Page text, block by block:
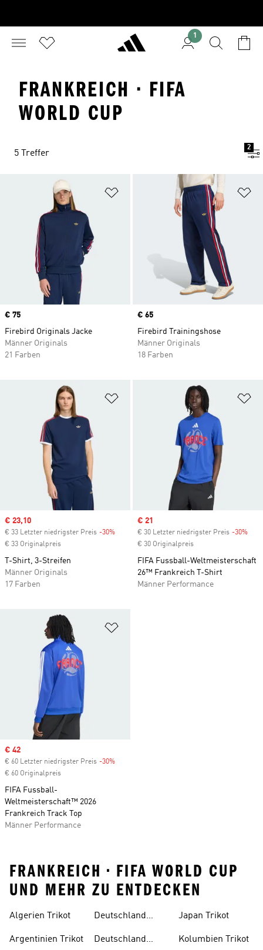
1
FRANKREICH · FIFA
WORLD CUP
5 Treffer
2
Zur Wunschliste hinzufügen
Price
€ 75
Firebird Originals Jacke
Männer Originals
21 Farben
Price
€ 65
Firebird Trainingshose
Männer Originals
18 Farben
Zur Wunschliste hinzufügen
Sale price
€ 23,10
€ 33 Letzter niedrigster Preis -30% Discount
€ 33 Originalpreis
T-Shirt, 3-Streifen
Männer Originals
17 Farben
Sale price
€ 21
€ 30 Letzter niedrigster Preis -30%
€ 30 Originalpreis
FIFA Fussball-Weltmeisterschaft
26™ Frankreich T-Shirt
Männer Performance
Sale price
€ 42
€ 60 Letzter niedrigster Preis -30%
€ 60 Originalpreis
FIFA Fussball-
Weltmeisterschaft™ 2026
Frankreich Track Top
Männer Performance
FRANKREICH • FIFA WORLD CUP
UND MEHR ZU ENTDECKEN
Algerien Trikot
Argentinien Trikot
Deutschland
Deutschland
Japan Trikot
Kolumbien Trikot